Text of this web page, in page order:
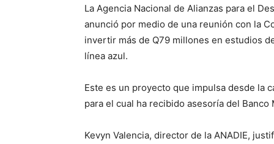
La Agencia Nacional de Alianzas para el
anunció por medio de una reunión con la
invertir más de Q79 millones en estudios
línea azul.
Este es un proyecto que impulsa desde la
para el cual ha recibido asesoría del Banco
Kevyn Valencia, director de la ANADIE,